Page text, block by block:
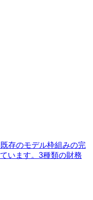
存のモデル枠組みの完
います。3種類の財務